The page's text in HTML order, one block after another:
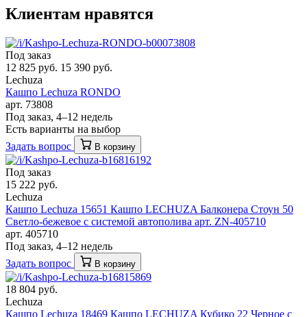
Клиентам нравятся
Под заказ
12 825 руб. 15 390 руб.
Lechuza
Кашпо Lechuza RONDO
арт. 73808
Под заказ, 4–12 недель
Есть варианты на выбор
Задать вопрос
В корзину
Под заказ
15 222 руб.
Lechuza
Кашпо Lechuza 15651 Кашпо LECHUZA Балконера Стоун 50
Светло-бежевое с системой автополива арт. ZN-405710
арт. 405710
Под заказ, 4–12 недель
Задать вопрос
В корзину
18 804 руб.
Lechuza
Кашпо Lechuza 18469 Кашпо LECHUZA Кубико 22 Черное с